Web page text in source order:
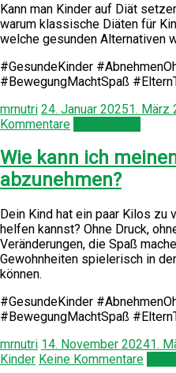
Kann man Kinder auf Diät
warum klassische Diäten für
welche gesunden Alternativen
#GesundeKinder
#BewegungMachtSpaß
mrnutri 24. Januar 20251. März
Kommentare
Wie kann ich
abzunehmen?
Dein Kind hat ein paar Kilos zu
helfen kannst? Ohne Druck,
Veränderungen, die Spaß
Gewohnheiten spielerisch in
können.
#GesundeKinder
#BewegungMachtSpaß
mrnutri 14. November 20241.
Kinder Keine Kommentare